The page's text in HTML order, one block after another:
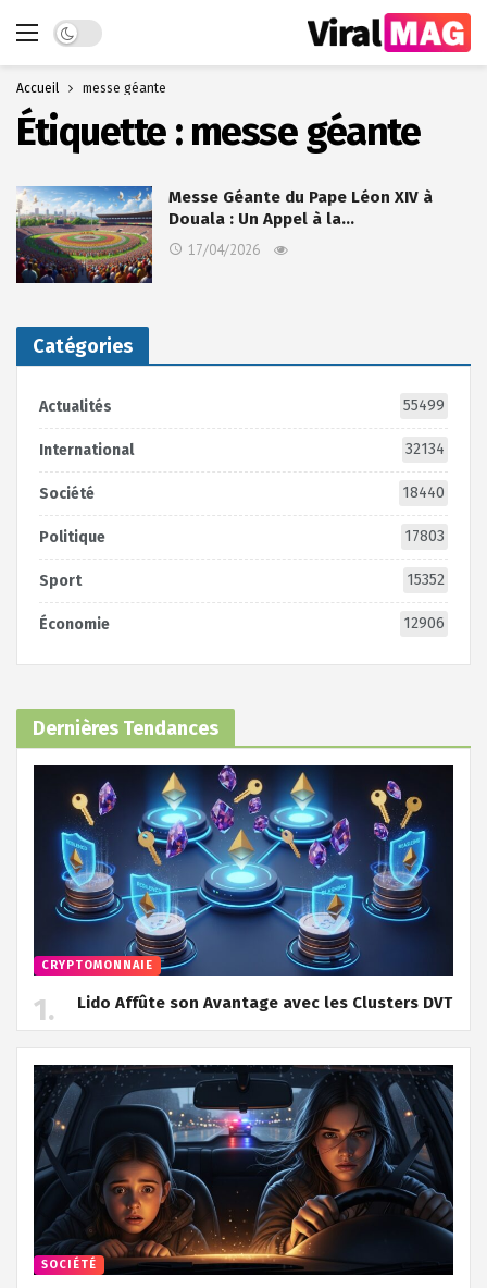
Dark mode
Accueil messe géante
Étiquette : messe géante
Messe Géante du Pape Léon XIV à
Douala : Un Appel à la…
17/04/2026
Catégories
Actualités 55499
International 32134
Société 18440
Politique 17803
Sport 15352
Économie 12906
Dernières Tendances
CRYPTOMONNAIE
Lido Affûte son Avantage avec les Clusters DVT
SOCIÉTÉ